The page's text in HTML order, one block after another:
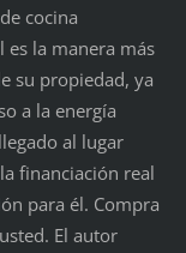
cocina
es la manera más
su propiedad, ya
a la energía
al lugar
financiación real
para él. Compra
El autor